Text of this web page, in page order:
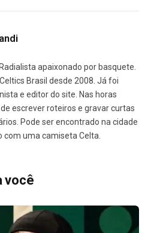
apaixonado por basquete.
Brasil desde 2008. Já foi
e editor do site. Nas horas
escrever roteiros e gravar curtas
Pode ser encontrado na cidade
com uma camiseta Celta.
você